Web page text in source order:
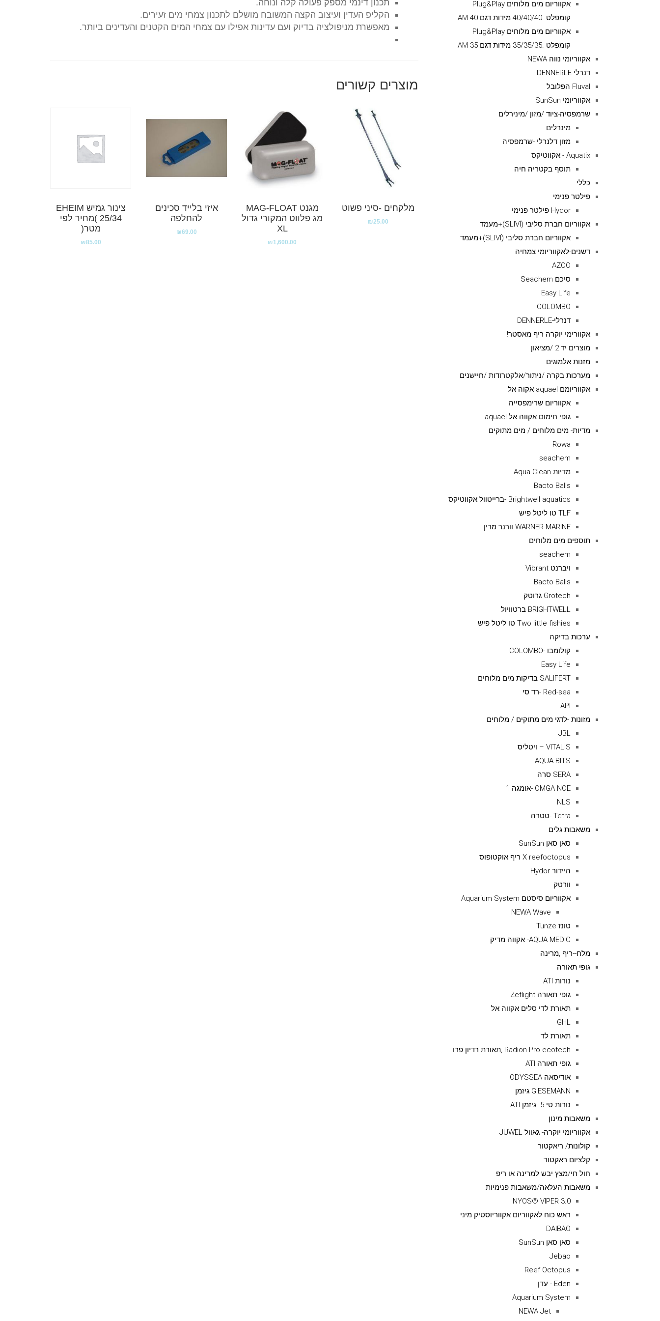
תכנון דינמי מספק פעולה קלה ונוחה.
הקליפ העדין ועיצוב הקצה המשובח מושלם לתכנון צמחי מים זעירים.
מאפשרת מניפולציה בדיוק ועם עדינות אפילו עם צמחי המים הקטנים והעדינים ביותר.
מוצרים קשורים
מלקחים -סיני פשוט
₪25.00
מגנט MAG-FLOAT
מג פלווט המקורי גדול
XL
₪1,600.00
איזי בלייד סכינים
להחלפה
₪69.00
צינור גמיש EHEIM
25/34 )מחיר לפי
מטר(
₪85.00
אקווריום מים מלוחים Plug&Play
קומפלט .40/40/40 מידות דגם AM 40
אקווריום מים מלוחים Plug&Play
קומפלט .35/35/35 מידות דגם AM 35
אקווריומי נווה NEWA
דנרלי DENNERLE
Fluval הפלובל
אקווריומי SunSun
שרמפסיה-ציוד /מזון /מינירלים
מינרלים
מזון דלנרלי -שרמפסיה
Aquatix - אקווטיקס
תוסף בקטריה חיה
כללי
פילטר פנימי
Hydor פילטר פנימי
אקווריום חברת סליבי (SLIVIׂׂ)+מעמד
אקווריום חברת סליבי (SLIVIׂׂ)+מעמד
דשנים-לאקווריומי צמחיה
AZOO
סיכם Seachem
Easy Life
COLOMBO
דנרלי-DENNERLE
אקוורימי יוקרה ריף מאסטר!
מוצרים יד 2 /מציאון
מזנות אלמוגים
מערכות בקרה /ניתור/אלקטרודות /חיישנים
אקווריומם aquael אקוה אל
אקווריום שרימפסייה
גופי חימום אקווה אל aquael
מדיות- מים מלוחים / מים מתוקים
Rowa
seachem
מדיות Aqua Clean
Bacto Balls
Brightwell aquatics -ברייטוול אקווטיקס
TLF טו ליטל פיש
WARNER MARINE וורנר מרין
תוספים מים מלוחים
seachem
ויברנט Vibrant
Bacto Balls
Grotech גרוטק
BRIGHTWELL ברטוויול
Two little fishies טו ליטל פיש
ערכות בדיקה
קולומבו -COLOMBO
Easy Life
SALIFERT בדיקות מים מלוחים
Red-sea -רד סי
API
מזונות -לדגי מים מתוקים / מלוחים
JBL
VITALIS – ויטליס
AQUA BITS
SERA סרה
OMGA NOE -אומגה 1
NLS
Tetra -טטרה
משאבות גלים
סאן סאן SunSun
X reefoctopus ריף אוקטופוס
היידור Hydor
וורטק
אקווריום סיסטם Aquarium System
NEWA Wave
טונז Tunze
AQUA MEDIC- אקווה מדיק
מלח--ריף ,מרינה
גופי תאורה
נורות ATI
גופי תאורה Zetlight
תאורת לדי סלים אקווה אל
GHL
תאורת לד
Radion Pro ecotech ,תאורת רדיון פרו
גופי תאורה ATI
אודיסאה ODYSSEA
GIESEMANN גיזמן
נורות טי 5 -גיזמן ATI
משאבות מינון
אקווריומי יוקרה- גאוול JUWEL
קולונות/ ריאקטור
קלציום ראקטור
חול חי/מצץ יבש למרינה או ריפ
משאבות העלאה/משאבות פנימיות
NYOS® VIPER 3.0
ראש כוח לאקווריום אקווריוסטיק מיני
DAIBAO
סאן סאן SunSun
Jebao
Reef Octopus
Eden - עדן
Aquarium System
NEWA Jet